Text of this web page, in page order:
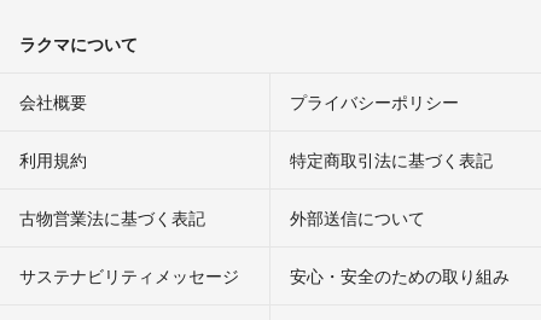
ラクマについて
会社概要 プライバシーポリシー
利用規約 特定商取引法に基づく表記
古物営業法に基づく表記 外部送信について
サステナビリティメッセージ 安心・安全のための取り組み